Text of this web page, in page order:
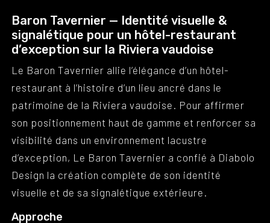
Baron Tavernier — Identité visuelle &
signalétique pour un hôtel-restaurant
d’exception sur la Riviera vaudoise
Le Baron Tavernier allie l’élégance d’un hôtel-
restaurant à l’histoire d’un lieu ancré dans le
patrimoine de la Riviera vaudoise. Pour affirmer
son positionnement haut de gamme et renforcer sa
visibilité dans un environnement lacustre
d’exception, Le Baron Tavernier a confié à Diabolo
Design la création complète de son identité
visuelle et de sa signalétique extérieure.
Approche